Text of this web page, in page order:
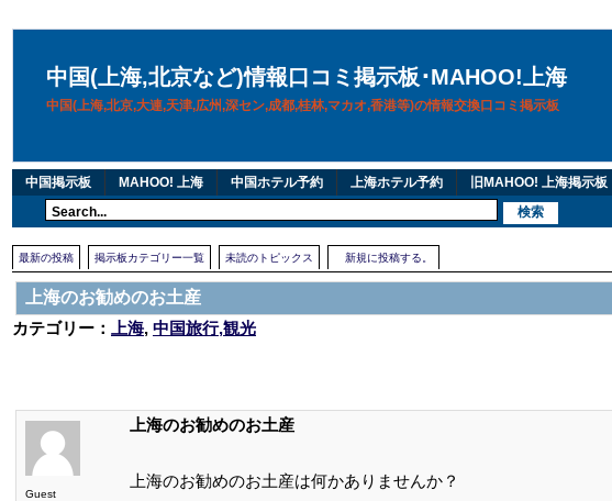
中国(上海,北京など)情報口コミ掲示板･MAHOO!上海
中国(上海,北京,大連,天津,広州,深セン,成都,桂林,マカオ,香港等)の情報交換口コミ掲示板
中国掲示板 MAHOO! 上海 中国ホテル予約 上海ホテル予約 旧MAHOO! 上海掲示板
最新の投稿 掲示板カテゴリー一覧 未読のトピックス 新規に投稿する。
上海のお勧めのお土産
カテゴリー：
上海, 中国旅行,観光
Guest
上海のお勧めのお土産
上海のお勧めのお土産は何かありませんか？